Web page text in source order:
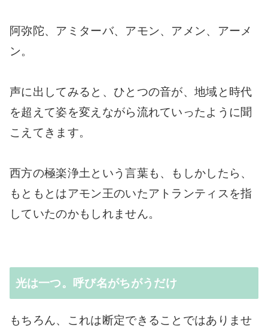
阿弥陀、アミターバ、アモン、アメン、アーメ
ン。
声に出してみると、ひとつの音が、地域と時代
を超えて姿を変えながら流れていったように聞
こえてきます。
西方の極楽浄土という言葉も、もしかしたら、
もともとはアモン王のいたアトランティスを指
していたのかもしれません。
光は一つ。呼び名がちがうだけ
もちろん、これは断定できることではありませ